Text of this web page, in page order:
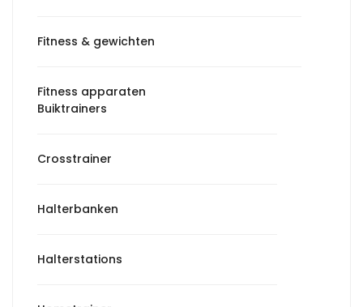
Fitness & gewichten
Fitness apparaten
Buiktrainers
Crosstrainer
Halterbanken
Halterstations